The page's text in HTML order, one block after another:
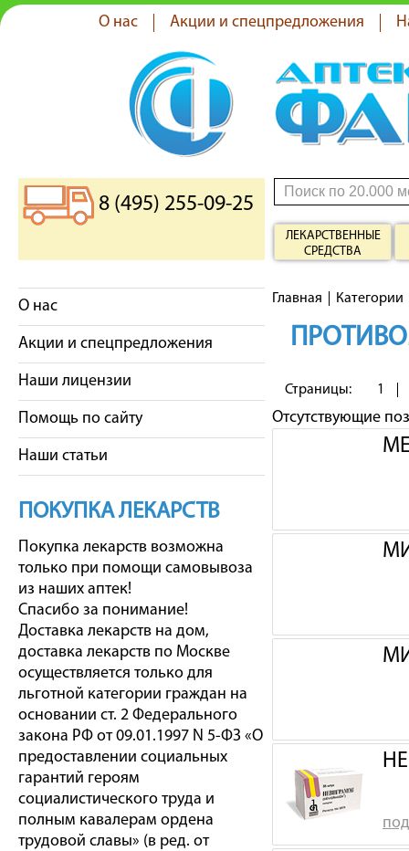
О нас Акции и спецпредложения
8 (495) 255-09-25
ЛЕКАРСТВЕННЫЕ
СРЕДСТВА
О нас
Акции и спецпредложения
Наши лицензии
Помощь по сайту
Наши статьи
ПОКУПКА ЛЕКАРСТВ
Покупка лекарств возможна
только при помощи самовывоза
из наших аптек!
Спасибо за понимание!
Доставка лекарств на дом,
доставка лекарств по Москве
осуществляется только для
льготной категории граждан на
основании ст. 2 Федерального
закона РФ от 09.01.1997 N 5-ФЗ «О
предоставлении социальных
гарантий героям
социалистического труда и
полным кавалерам ордена
трудовой славы» (в ред. от
Главная Категории
Страницы: 1
Отсутствующие